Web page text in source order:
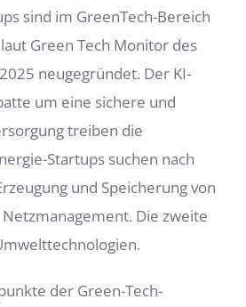
sind im GreenTech-Bereich
Green Tech Monitor des
neugegründet. Der KI-
um eine sichere und
treiben die
Startups suchen nach
und Speicherung von
Die zweite
der Green-Tech-